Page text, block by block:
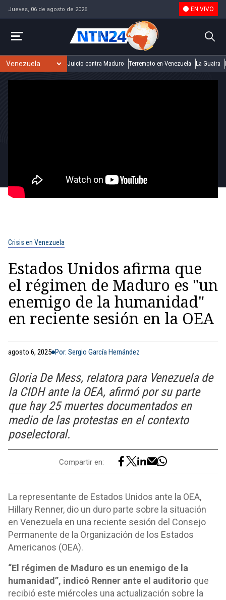
Jueves, 06 de agosto de 2026 EN VIVO
Juicio contra Maduro Terremoto en Venezuela La Guaira
Crisis en Venezuela
Estados Unidos afirma que
el régimen de Maduro es "un
enemigo de la humanidad"
en reciente sesión en la OEA
agosto 6, 2025 Por: Sergio García Hernández
Gloria De Mess, relatora para Venezuela de
la CIDH ante la OEA, afirmó por su parte
que hay 25 muertes documentados en
medio de las protestas en el contexto
poselectoral.
Compartir en:
La representante de Estados Unidos ante la OEA,
Hillary Renner, dio un duro parte sobre la situación
en Venezuela en una reciente sesión del Consejo
Permanente de la Organización de los Estados
Americanos (OEA).
“El régimen de Maduro es un enemigo de la
humanidad”, indicó Renner ante el auditorio que
recibió este miércoles una actualización sobre la